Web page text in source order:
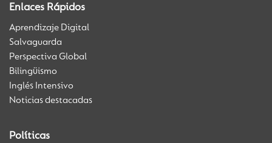
Enlaces Rápidos
Aprendizaje Digital
Salvaguarda
Perspectiva Global
Bilingüismo
Inglés Intensivo
Noticias destacadas
Políticas